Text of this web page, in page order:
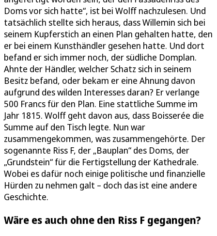
Doms vor sich hatte“, ist bei Wolff nachzulesen. Und
tatsächlich stellte sich heraus, dass Willemin sich bei
seinem Kupferstich an einen Plan gehalten hatte, den
er bei einem Kunsthändler gesehen hatte. Und dort
befand er sich immer noch, der südliche Domplan.
Ahnte der Händler, welcher Schatz sich in seinem
Besitz befand, oder bekam er eine Ahnung davon
aufgrund des wilden Interesses daran? Er verlange
500 Francs für den Plan. Eine stattliche Summe im
Jahr 1815. Wolff geht davon aus, dass Boisserée die
Summe auf den Tisch legte. Nun war
zusammengekommen, was zusammengehörte. Der
sogenannte Riss F, der „Bauplan“ des Doms, der
„Grundstein“ für die Fertigstellung der Kathedrale.
Wobei es dafür noch einige politische und finanzielle
Hürden zu nehmen galt – doch das ist eine andere
Geschichte.
Wäre es auch ohne den Riss F gegangen?